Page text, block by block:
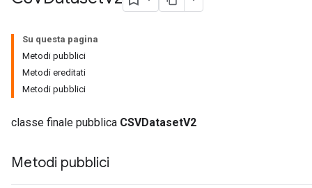
Su questa pagina
Metodi pubblici
Metodi ereditati
Metodi pubblici
classe finale pubblica CSVDatasetV2
Metodi pubblici